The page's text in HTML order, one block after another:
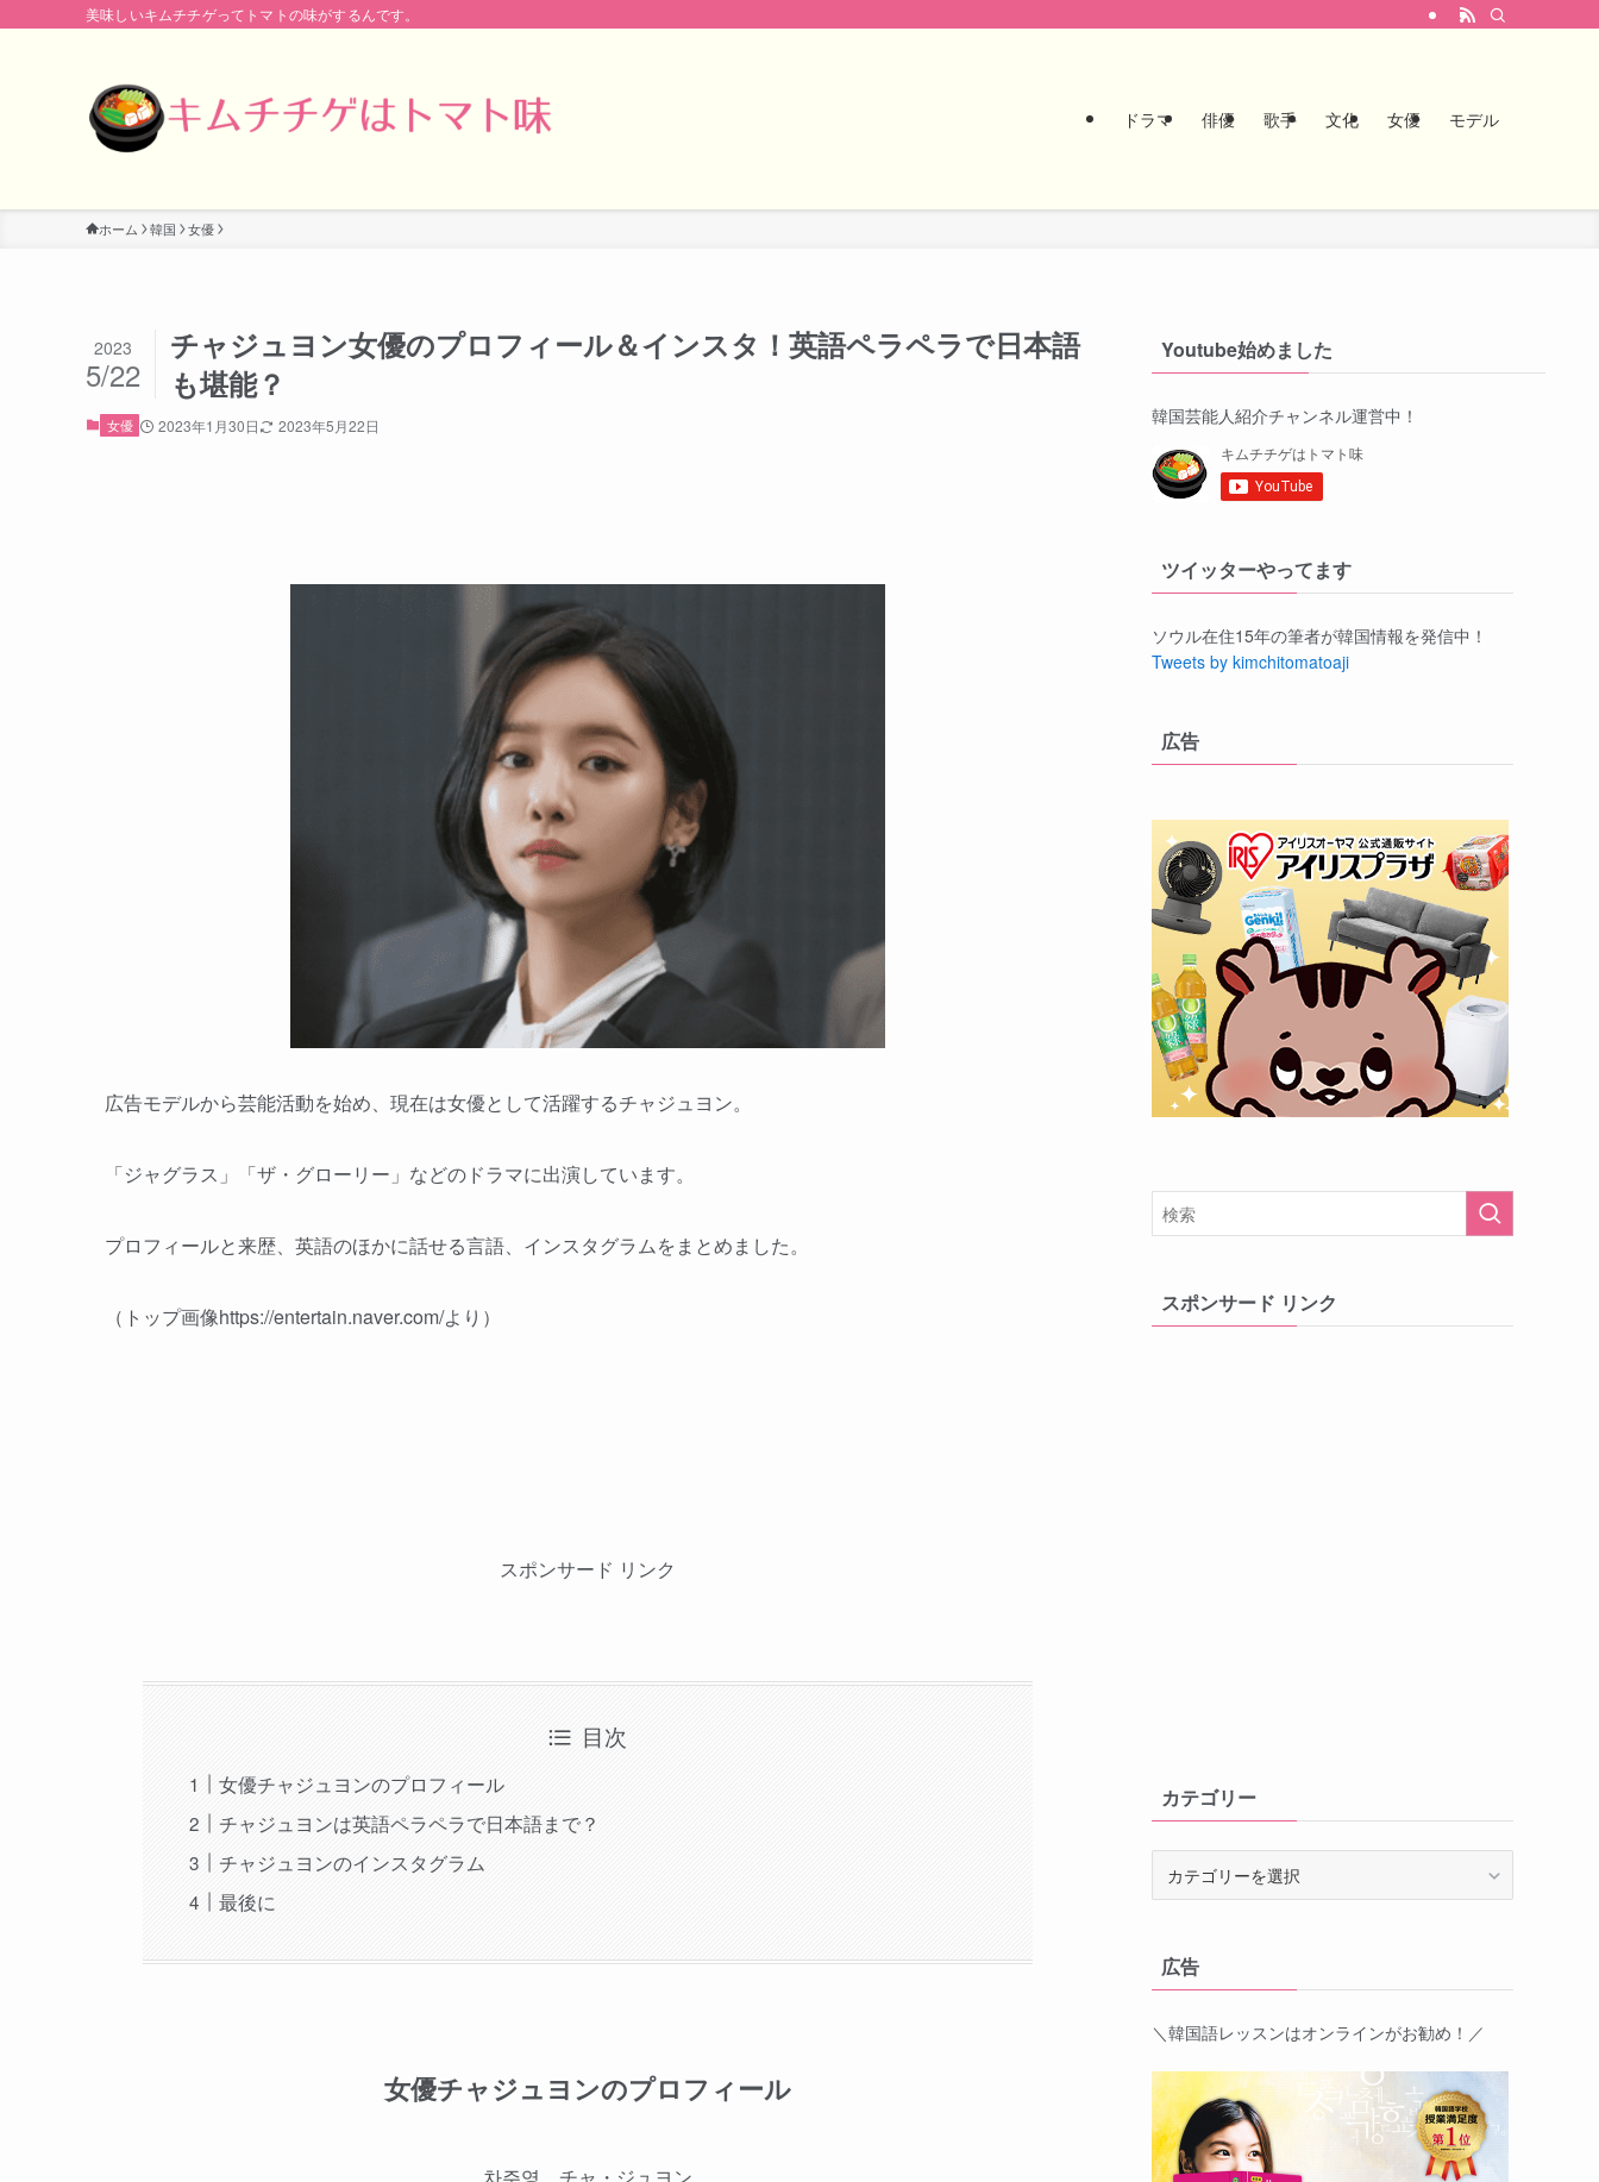
美味しいキムチチゲってトマトの味がするんです。
ドラマ 俳優 歌手 文化 女優 モデル
ホーム 韓国 女優
チャジュヨン女優のプロフィール＆インスタ！英語ペラペラで日本語
も堪能？
2023
5/22
女優 2023年1月30日 2023年5月22日
広告モデルから芸能活動を始め、現在は女優として活躍するチャジュヨン。
「ジャグラス」「ザ・グローリー」などのドラマに出演しています。
プロフィールと来歴、英語のほかに話せる言語、インスタグラムをまとめました。
（トップ画像https://entertain.naver.com/より）
スポンサード リンク
目次
女優チャジュヨンのプロフィール
チャジュヨンは英語ペラペラで日本語まで？
チャジュヨンのインスタグラム
最後に
女優チャジュヨンのプロフィール
Youtube始めました
韓国芸能人紹介チャンネル運営中！
ツイッターやってます
ソウル在住15年の筆者が韓国情報を発信中！
Tweets by kimchitomatoaji
広告
スポンサード リンク
カテゴリー
ー広告
＼韓国語レッスンはオンラインがお勧め！／